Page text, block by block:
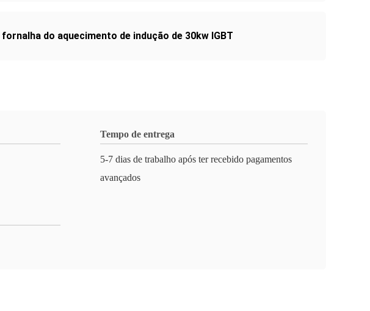
fornalha do aquecimento de indução de 30kw IGBT
Tempo de entrega
5-7 dias de trabalho após ter recebido pagamentos
avançados